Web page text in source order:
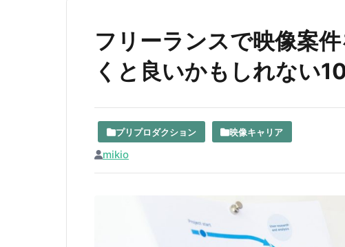
フリーランスで映像案
くと良いかもしれない10
プリプロダクション 映像キャリア
mikio